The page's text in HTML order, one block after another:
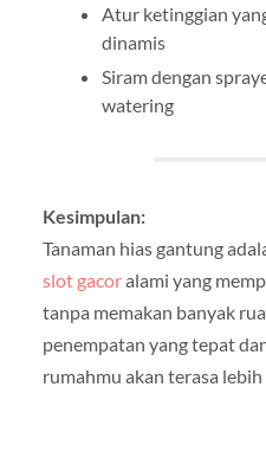
Atur ketinggian
dinamis
Siram dengan
watering
Kesimpulan:
Tanaman hias gantung
slot gacoralami yang
tanpa memakan banyak
penempatan yang tepat
rumahmu akan terasa